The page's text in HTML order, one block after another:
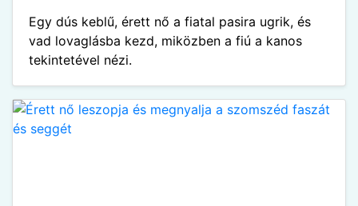
Egy dús keblű, érett nő a fiatal pasira ugrik, és
vad lovaglásba kezd, miközben a fiú a kanos
tekintetével nézi.